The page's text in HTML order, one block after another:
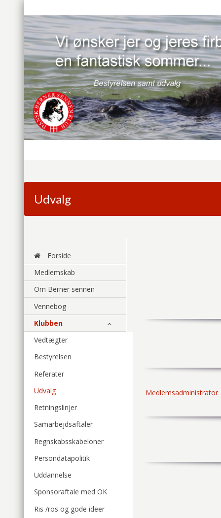
Udvalg
Forside
Medlemskab
Om Berner sennen
Vennebog
Klubben
Vedtægter
Bestyrelsen
Referater
Udvalg
Retningslinjer
Samarbejdsaftaler
Regnskabsskabeloner
Persondatapolitik
Uddannelse
Sponsoraftale med OK
Ris /ros og gode ideer
Medlemsadministrator